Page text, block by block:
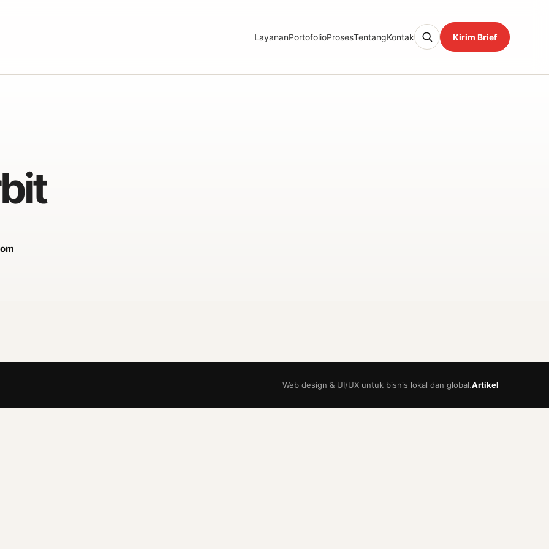
LayananPortofolioProsesTentangKontak Kirim Brief
Web design & UI/UX untuk bisnis lokal dan global.Artikel